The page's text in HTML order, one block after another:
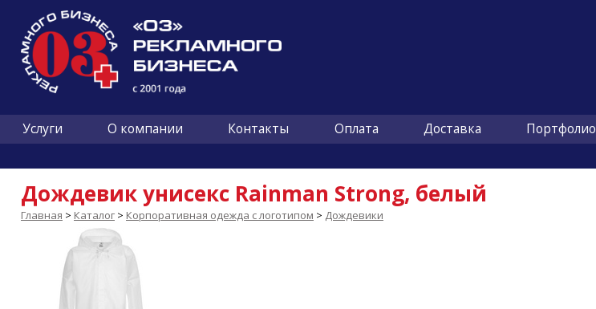
Услуги О компании Контакты Оплата Доставка Портфолио
Дождевик унисекс Rainman Strong, белый
Главная > Каталог > Корпоративная одежда с логотипом > Дождевики